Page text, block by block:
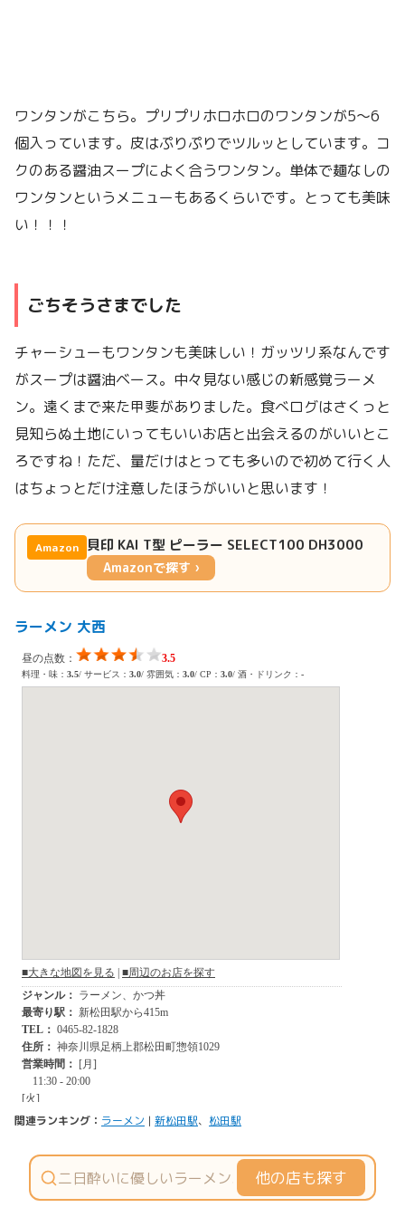
ワンタンがこちら。プリプリホロホロのワンタンが5〜6
個入っています。皮はぷりぷりでツルッとしています。コ
クのある醤油スープによく合うワンタン。単体で麺なしの
ワンタンというメニューもあるくらいです。とっても美味
い！！！
ごちそうさまでした
チャーシューもワンタンも美味しい！ガッツリ系なんです
がスープは醤油ベース。中々見ない感じの新感覚ラーメ
ン。遠くまで来た甲斐がありました。食べログはさくっと
見知らぬ土地にいってもいいお店と出会えるのがいいとこ
ろですね！ただ、量だけはとっても多いので初めて行く人
はちょっとだけ注意したほうがいいと思います！
Amazon 貝印 KAI T型 ピーラー SELECT100 DH3000
Amazonで探す ›
ラーメン 大西
関連ランキング： ラーメン | 新松田駅、 松田駅
他の店も探す